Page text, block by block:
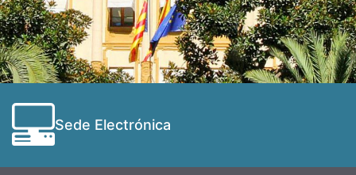
Sede Electrónica